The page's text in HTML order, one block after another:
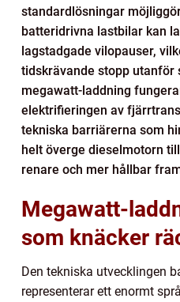
standardlösningar
batteridrivna lastbilar kan
lagstadgade vilopauser,
tidskrävande stopp utanför
megawatt-laddning
elektrifieringen av
tekniska barriärerna som
helt överge dieselmotorn
renare och mer hållbar
Megawatt-
som knäcker
Den tekniska utvecklingen
representerar ett enormt